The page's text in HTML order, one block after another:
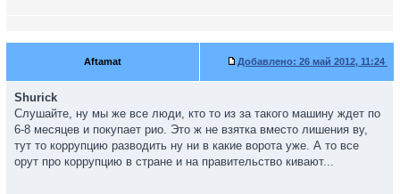
Aftamat Добавлено: 26 май 2012, 11:24
Shurick
Слушайте, ну мы же все люди, кто то из за такого машину ждет по
6-8 месяцев и покупает рио. Это ж не взятка вместо лишения ву,
тут то коррупцию разводить ну ни в какие ворота уже. А то все
орут про коррупцию в стране и на правительство кивают...